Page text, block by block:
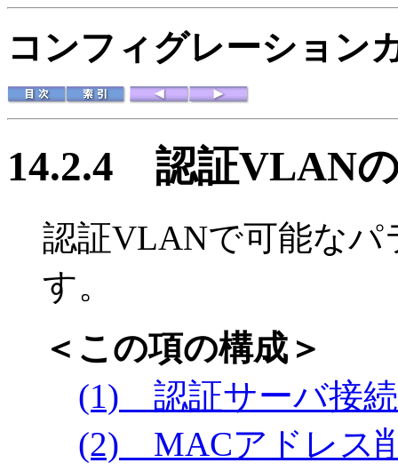
コンフィグレーション
14.2.4 認証VLAN
認証VLANで可能なパ
す。
＜この項の構成＞
(1) 認証サーバ接
(2) MACアドレス